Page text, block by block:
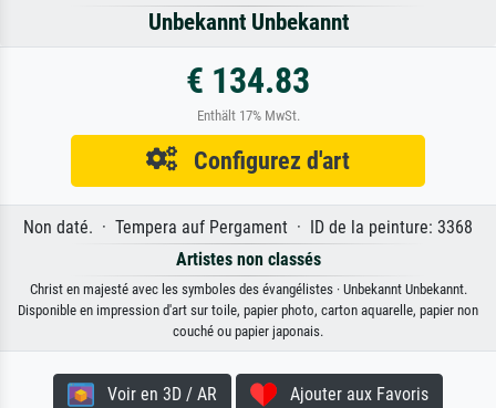
Unbekannt Unbekannt
€ 134.83
Enthält 17% MwSt.
Configurez d'art
Non daté. · Tempera auf Pergament · ID de la peinture: 3368
Artistes non classés
Christ en majesté avec les symboles des évangélistes · Unbekannt Unbekannt.
Disponible en impression d'art sur toile, papier photo, carton aquarelle, papier non
couché ou papier japonais.
Voir en 3D / AR Ajouter aux Favoris